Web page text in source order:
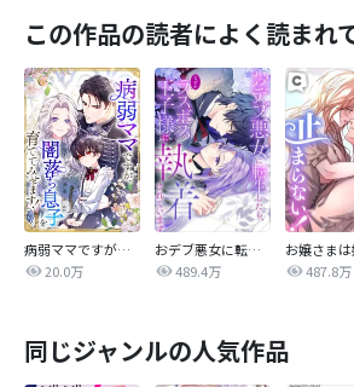
この作品の読者によく読まれ
病弱ママですが、闇落ち息子を育ててみせます！【タテヨミ】
20.0万
おデブ悪女に転生したら、なぜかラスボス王子様に執着されています
489.4万
487.8万
同じジャンルの人気作品